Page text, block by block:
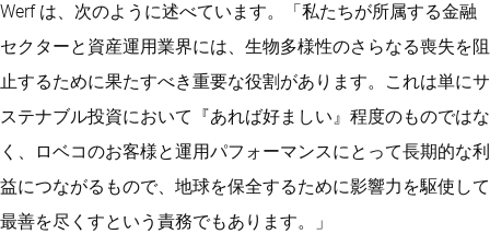
Werf は、次のように述べています。「私たちが所属する金融
セクターと資産運用業界には、生物多様性のさらなる喪失を阻
止するために果たすべき重要な役割があります。これは単にサ
ステナブル投資において『あれば好ましい』程度のものではな
く、ロベコのお客様と運用パフォーマンスにとって長期的な利
益につながるもので、地球を保全するために影響力を駆使して
最善を尽くすという責務でもあります。」